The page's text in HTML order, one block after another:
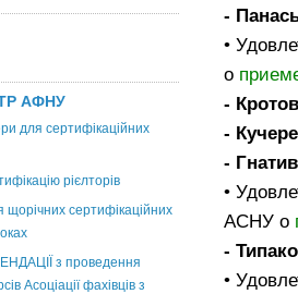
АФНУ
для сертифікаційних
рієлторів
щорічних сертифікаційних
з проведення
Асоціації фахівців з
-
•
о
-
-
-
•
АСНУ о
-
•